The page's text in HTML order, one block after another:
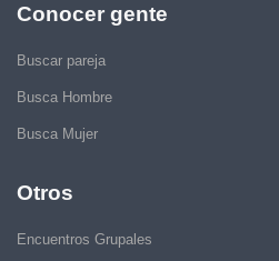
Conocer gente
Buscar pareja
Busca Hombre
Busca Mujer
Otros
Encuentros Grupales